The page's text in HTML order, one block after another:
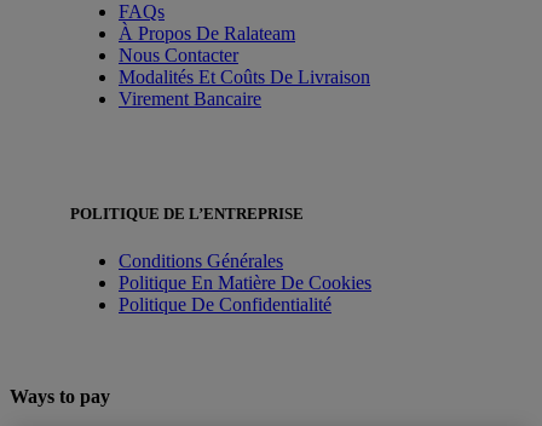
FAQs
À Propos De Ralateam
Nous Contacter
Modalités Et Coûts De Livraison
Virement Bancaire
POLITIQUE DE L’ENTREPRISE
Conditions Générales
Politique En Matière De Cookies
Politique De Confidentialité
Ways to pay